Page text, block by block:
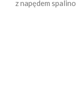
z napędem